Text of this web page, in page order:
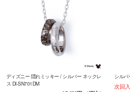
ディズニー 隠れミッキー / シルバー ネックレ
ス DI-SN701DM
シル
次回